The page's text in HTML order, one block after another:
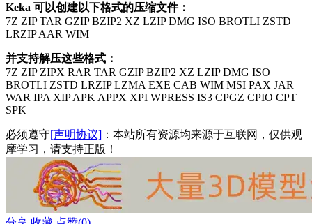
Keka 可以创建以下格式的压缩文件：
7Z ZIP TAR GZIP BZIP2 XZ LZIP DMG ISO BROTLI ZSTD
LRZIP AAR WIM
并支持解压这些格式：
7Z ZIP ZIPX RAR TAR GZIP BZIP2 XZ LZIP DMG ISO
BROTLI ZSTD LRZIP LZMA EXE CAB WIM MSI PAX JAR
WAR IPA XIP APK APPX XPI WPRESS IS3 CPGZ CPIO CPT
SPK
必须遵守[声明协议] ：本站所有资源均来源于互联网，仅供观
摩学习，请支持正版！